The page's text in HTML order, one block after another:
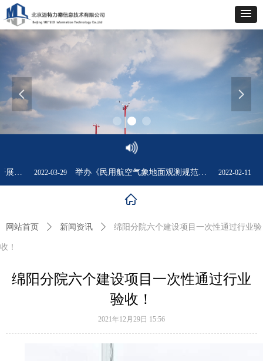
2022-03-29
海南空管局气象台为管制用户开展新自观系统培训 2022-02-11
举办《民用航空气象地面观测规范》专题讲座
넳 넲
绵阳分院六个建设项目一次性通过行业
验收！
2021年12月29日 15:56
ꀇ
网站首页 ꄲ 新闻资讯 ꄲ 绵阳分院六个建设项目一次性通过行业验
收！